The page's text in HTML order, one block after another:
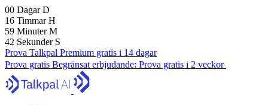
00 DagarD
16 TimmarH
59 MinuterM
40 Sekunder S
Prova Talkpal Premium gratis i 14 dagar
Prova gratis Begränsat erbjudande: Prova gratis i 2 veckor